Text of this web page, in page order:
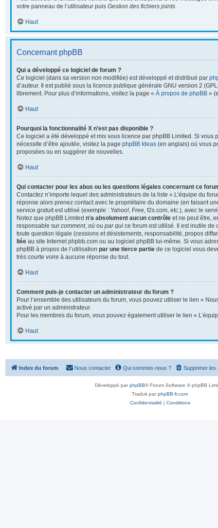
votre panneau de l’utilisateur puis Gestion des fichiers joints.
Haut
Concernant phpBB
Qui a développé ce logiciel de forum ?
Ce logiciel (dans sa version non modifiée) est développé et distribué par
d’auteur. Il est publié sous la licence publique générale GNU version 2
librement. Pour plus d’informations, visitez la page « À propos de phpBB »
Haut
Pourquoi la fonctionnalité X n’est pas disponible ?
Ce logiciel a été développé et mis sous licence par phpBB Limited. Si vous
nécessite d’être ajoutée, visitez la page phpBB Ideas (en anglais) où vous
proposées ou en suggérer de nouvelles.
Haut
Qui contacter pour les abus ou les questions légales concernant ce
Contactez n’importe lequel des administrateurs de la liste « L’équipe du
réponse alors prenez contact avec le propriétaire du domaine (en faisant
service gratuit est utilisé (exemple : Yahoo!, Free, f2s.com, etc.), avec le
Notez que phpBB Limited n’a absolument aucun contrôle et ne peut être,
responsable sur comment, où ou par qui ce forum est utilisé. Il est inutile de
toute question légale (cessions et désistements, responsabilité, propos
liée au site Internet phpbb.com ou au logiciel phpBB lui-même. Si vous
phpBB à propos de l’utilisation par une tierce partie de ce logiciel vous
très courte voire à aucune réponse du tout.
Haut
Comment puis-je contacter un administrateur du forum ?
Pour l’ensemble des utilisateurs du forum, vous pouvez utiliser le lien «
activé par un administrateur.
Pour les membres du forum, vous pouvez également utiliser le lien «
Haut
Index du forum Supprimer les
Qui sommes-nous ?
Nous contacter
Développé parphpBB® Forum Software © phpBB
Traduit parphpBB-fr.com
Confidentialité | Conditions